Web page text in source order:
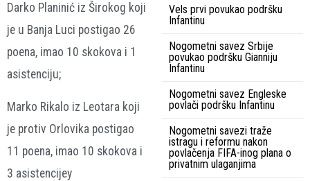
Darko Planinić iz Širokog koji
je u Banja Luci postigao 26
poena, imao 10 skokova i 1
asistenciju;
Marko Rikalo iz Leotara koji
je protiv Orlovika postigao
11 poena, imao 10 skokova i
3 asistencijey
Vels prvi povukao podršku
Infantinu
Nogometni savez Srbije
povukao podršku Gianniju
Infantinu
Nogometni savez Engleske
povlači podršku Infantinu
Nogometni savezi traže
istragu i reformu nakon
povlačenja FIFA-inog plana o
privatnim ulaganjima